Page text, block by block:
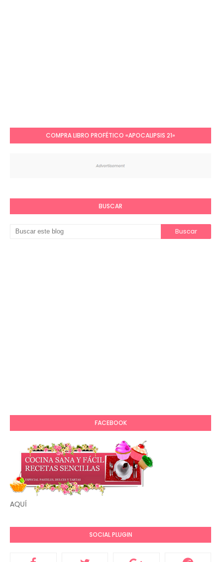
COMPRA LIBRO PROFÉTICO «APOCALIPSIS 21»
BUSCAR
FACEBOOK
AQUÍ
SOCIAL PLUGIN